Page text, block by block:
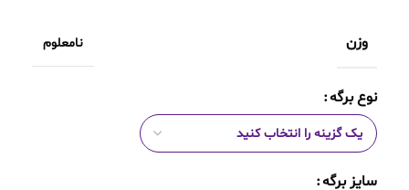
وزن نامعلوم
نوع برگه
سایز برگه